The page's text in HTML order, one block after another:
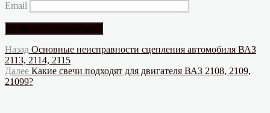
Email
Навигация
по
записям
Назад Предыдущая
запись:
Основные неисправности сцепления автомобиля ВАЗ
2113, 2114, 2115
Далее Следующая
запись:
Какие свечи подходят для двигателя ВАЗ 2108, 2109,
21099?